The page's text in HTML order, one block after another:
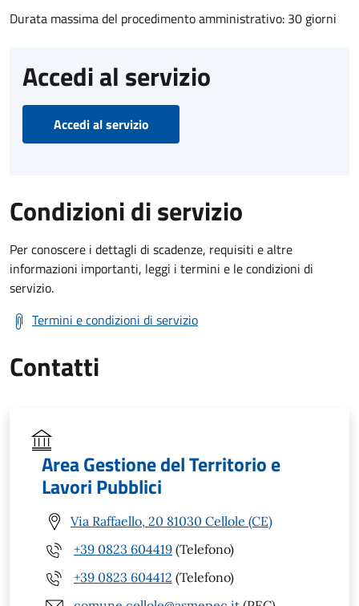
Durata massima del procedimento amministrativo: 30 giorni
Accedi al servizio
Accedi al servizio
Condizioni di servizio
Per conoscere i dettagli di scadenze, requisiti e altre
informazioni importanti, leggi i termini e le condizioni di
servizio.
Termini e condizioni di servizio
Contatti
Area Gestione del Territorio e
Lavori Pubblici
Via Raffaello, 20 81030 Cellole (CE)
+39 0823 604419 (Telefono)
+39 0823 604412 (Telefono)